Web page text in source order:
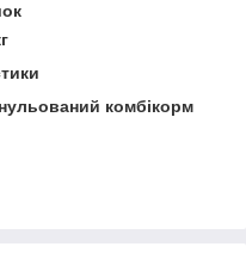
комбікорм